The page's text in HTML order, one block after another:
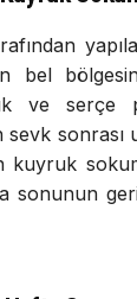
bel
ve serçe
sevk
kuyruk
sonunun